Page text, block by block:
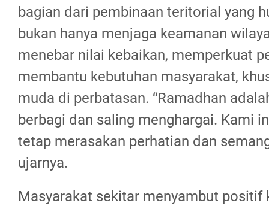
bagian dari pembinaan teritorial yang
bukan hanya menjaga keamanan
menebar nilai kebaikan, memperkuat
membantu kebutuhan masyarakat,
muda di perbatasan. “Ramadhan
berbagi dan saling menghargai. Kami
tetap merasakan perhatian dan
ujarnya.
Masyarakat sekitar menyambut positif